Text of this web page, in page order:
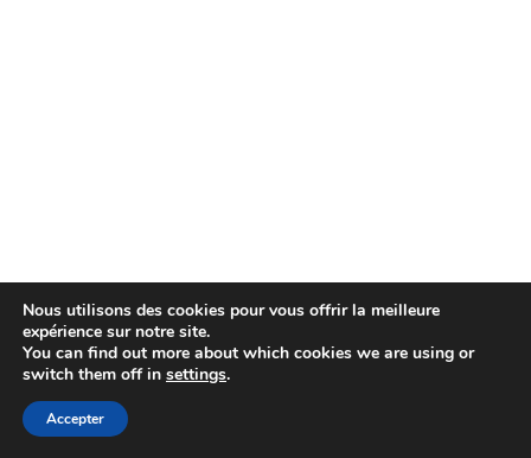
Nous utilisons des cookies pour vous offrir la meilleure
expérience sur notre site.
You can find out more about which cookies we are using or
switch them off in settings.
Accepter